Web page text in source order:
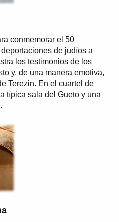
conmemorar el 50
de judíos a
los testimonios de los
y, de una manera emotiva,
Terezin. En el cuartel de
típica sala del Gueto y una